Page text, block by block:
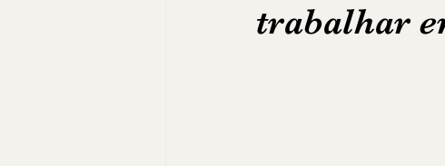
trabalhar